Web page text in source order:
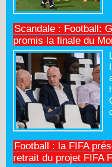
Scandale : Football:
promis la finale du
Football : la FIFA
retrait du projet FIFA